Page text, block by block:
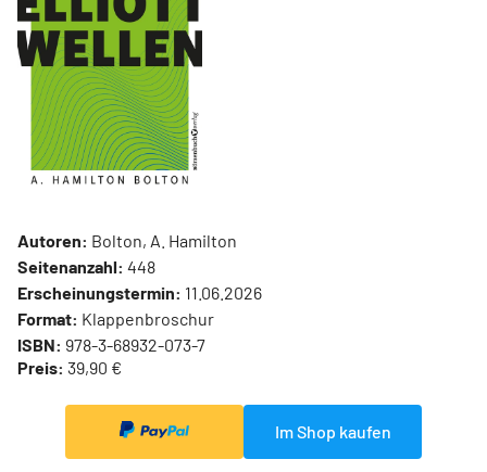
Autoren: Bolton, A. Hamilton
Seitenanzahl: 448
Erscheinungstermin: 11.06.2026
Format: Klappenbroschur
ISBN: 978-3-68932-073-7
Preis: 39,90 €
Im Shop kaufen